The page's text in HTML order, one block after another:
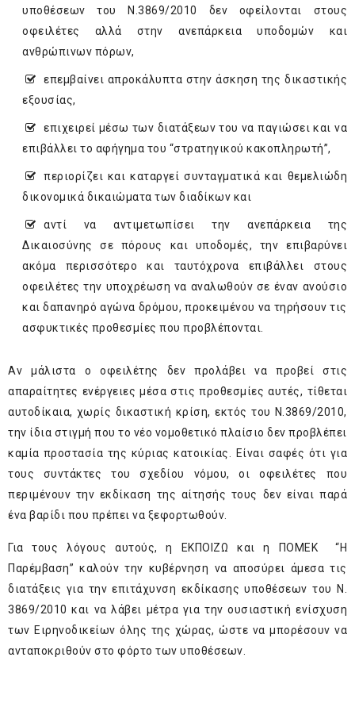
υποθέσεων του Ν.3869/2010 δεν οφείλονται στους
οφειλέτες αλλά στην ανεπάρκεια υποδομών και
ανθρώπινων πόρων,
επεμβαίνει απροκάλυπτα στην άσκηση της δικαστικής
εξουσίας,
επιχειρεί μέσω των διατάξεων του να παγιώσει και να
επιβάλλει το αφήγημα του “στρατηγικού κακοπληρωτή”,
περιορίζει και καταργεί συνταγματικά και θεμελιώδη
δικονομικά δικαιώματα των διαδίκων και
αντί να αντιμετωπίσει την ανεπάρκεια της
Δικαιοσύνης σε πόρους και υποδομές, την επιβαρύνει
ακόμα περισσότερο και ταυτόχρονα επιβάλλει στους
οφειλέτες την υποχρέωση να αναλωθούν σε έναν ανούσιο
και δαπανηρό αγώνα δρόμου, προκειμένου να τηρήσουν τις
ασφυκτικές προθεσμίες που προβλέπονται.
Αν μάλιστα ο οφειλέτης δεν προλάβει να προβεί στις
απαραίτητες ενέργειες μέσα στις προθεσμίες αυτές, τίθεται
αυτοδίκαια, χωρίς δικαστική κρίση, εκτός του Ν.3869/2010,
την ίδια στιγμή που το νέο νομοθετικό πλαίσιο δεν προβλέπει
καμία προστασία της κύριας κατοικίας. Είναι σαφές ότι για
τους συντάκτες του σχεδίου νόμου, οι οφειλέτες που
περιμένουν την εκδίκαση της αίτησής τους δεν είναι παρά
ένα βαρίδι που πρέπει να ξεφορτωθούν.
Για τους λόγους αυτούς, η ΕΚΠΟΙΖΩ και η ΠΟΜΕΚ “Η
Παρέμβαση” καλούν την κυβέρνηση να αποσύρει άμεσα τις
διατάξεις για την επιτάχυνση εκδίκασης υποθέσεων του Ν.
3869/2010 και να λάβει μέτρα για την ουσιαστική ενίσχυση
των Ειρηνοδικείων όλης της χώρας, ώστε να μπορέσουν να
ανταποκριθούν στο φόρτο των υποθέσεων.